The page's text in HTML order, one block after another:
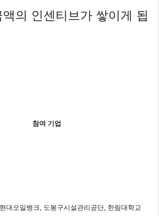
의 인센티브가 쌓이게 됩
참여 기업
대오일뱅크, 도봉구시설관리공단, 한림대학교